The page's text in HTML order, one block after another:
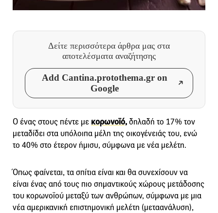
Δείτε περισσότερα άρθρα μας στα
αποτελέσματα αναζήτησης
Add Cantina.protothema.gr on
Google
Ο ένας στους πέντε με κορωνοϊό,δηλαδή το 17% τον
μεταδίδει στα υπόλοιπα μέλη της οικογένειάς του, ενώ
το 40% στο έτερον ήμισυ, σύμφωνα με νέα μελέτη.
Όπως φαίνεται, τα σπίτια είναι και θα συνεχίσουν να
είναι ένας από τους πιο σημαντικούς χώρους μετάδοσης
του κορωνοϊού μεταξύ των ανθρώπων, σύμφωνα με μια
νέα αμερικανική επιστημονική μελέτη (μεταανάλυση),